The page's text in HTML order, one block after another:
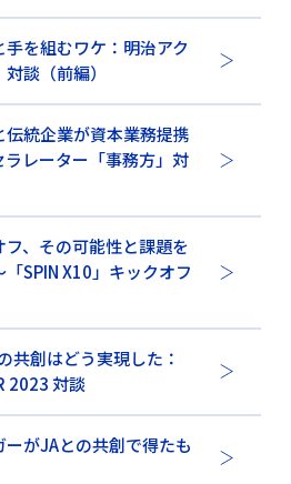
を組むワケ：明治アク
談（前編）
統企業が資本業務提携
レーター「事務方」対
、その可能性と課題を
SPIN X10」キックオフ
共創はどう実現した：
2023 対談
がJAとの共創で得たも